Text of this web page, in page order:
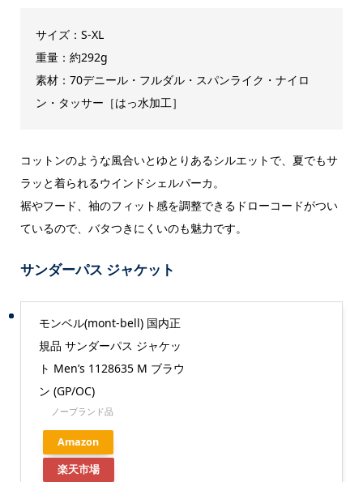
サイズ：S-XL
重量：約292g
素材：70デニール・フルダル・スパンライク・ナイロ
ン・タッサー［はっ水加工］
コットンのような風合いとゆとりあるシルエットで、夏でもサ
ラッと着られるウインドシェルパーカ。
裾やフード、袖のフィット感を調整できるドローコードがつい
ているので、バタつきにくいのも魅力です。
サンダーパス ジャケット
モンベル(mont-bell) 国内正
規品 サンダーパス ジャケッ
ト Men’s 1128635 M ブラウ
ン (GP/OC)
ノーブランド品
Amazon
楽天市場